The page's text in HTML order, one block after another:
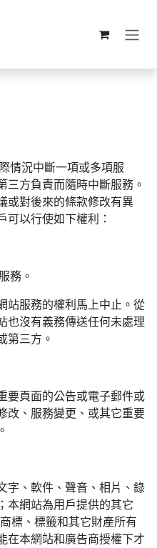
情況中斷一項或多項服
三方負責而隨時中斷服務。
或對後來的條款修改有異
可以行使如下權利：
務。
站服務的權利馬上中止。從
也沒有義務傳送任何未處理
第三方。
要頁面的公告或電子郵件或
改、服務變更、或其它重要
字、軟件、聲音、相片、錄
本網站為用戶提供的其它
標、標籤和其它財產所有
在本網站和廣告商授權下才